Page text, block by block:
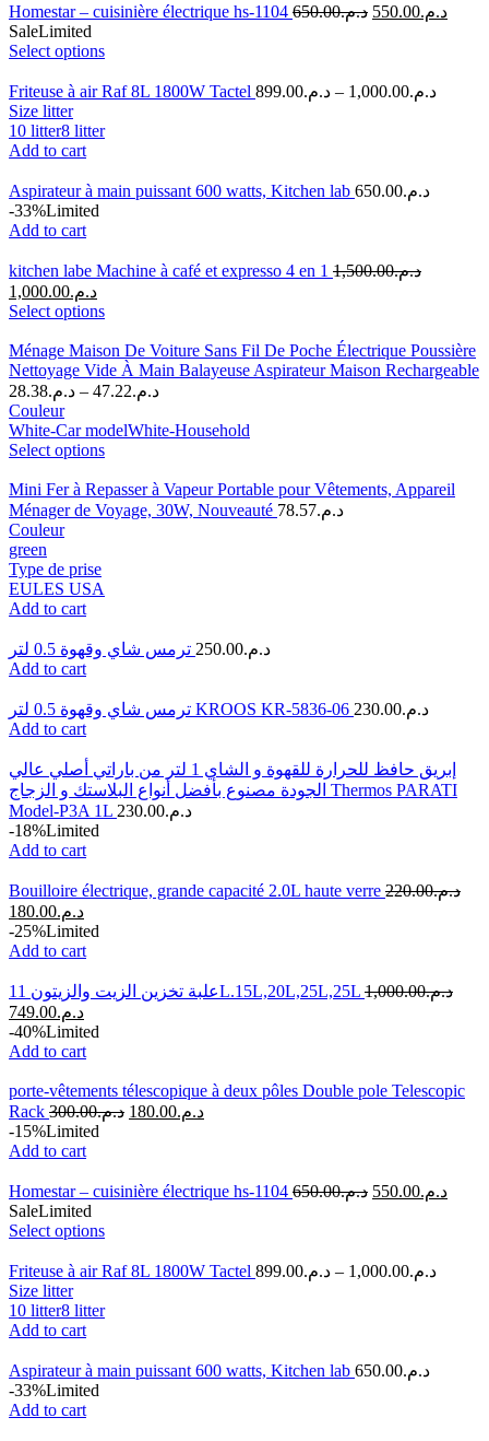
Homestar – cuisinière électrique hs-1104 د.م.650.00 د.م.550.00
SaleLimited
Select options
Friteuse à air Raf 8L 1800W Tactel د.م.899.00 – د.م.1,000.00
Size litter
10 litter8 litter
Add to cart
Aspirateur à main puissant 600 watts, Kitchen lab د.م.650.00
-33%Limited
Add to cart
kitchen labe Machine à café et expresso 4 en 1 د.م.1,500.00
د.م.1,000.00
Select options
Ménage Maison De Voiture Sans Fil De Poche Électrique Poussière
Nettoyage Vide À Main Balayeuse Aspirateur Maison Rechargeable
د.م.28.38 – د.م.47.22
Couleur
White-Car modelWhite-Household
Select options
Mini Fer à Repasser à Vapeur Portable pour Vêtements, Appareil
Ménager de Voyage, 30W, Nouveauté
د.م.78.57
Couleur
green
Type de prise
EULES USA
Add to cart
د.م.250.00
Add to cart
ترمس شاي وقهوة 0.5 لتر KROOS KR-5836-06 د.م.230.00
Add to cart
إبريق حافظ للحرارة للقهوة و الشاي 1 لتر من باراتي أصلي عالي
الجودة مصنوع بأفضل أنواع البلاستك و الزجاج Thermos PARATI
Model-P3A 1L
د.م.230.00
-18%Limited
Add to cart
Bouilloire électrique, grande capacité 2.0L haute verre د.م.220.00
د.م.180.00
-25%Limited
Add to cart
علبة تخزين الزيت والزيتون 11L.15L,20L,25L,25L د.م.1,000.00
د.م.749.00
-40%Limited
Add to cart
porte-vêtements télescopique à deux pôles Double pole Telescopic
Rack
د.م.300.00 د.م.180.00
-15%Limited
Add to cart
Homestar – cuisinière électrique hs-1104 د.م.650.00 د.م.550.00
SaleLimited
Select options
Friteuse à air Raf 8L 1800W Tactel د.م.899.00 – د.م.1,000.00
Size litter
10 litter8 litter
Add to cart
Aspirateur à main puissant 600 watts, Kitchen lab د.م.650.00
-33%Limited
Add to cart